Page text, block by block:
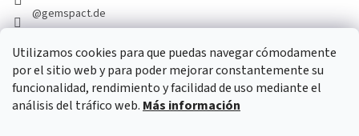
Utilizamos cookies para que puedas navegar cómodamente
por el sitio web y para poder mejorar constantemente su
funcionalidad, rendimiento y facilidad de uso mediante el
análisis del tráfico web. Más información
@gemspact.de
FORMULARIO DE CONTACTO